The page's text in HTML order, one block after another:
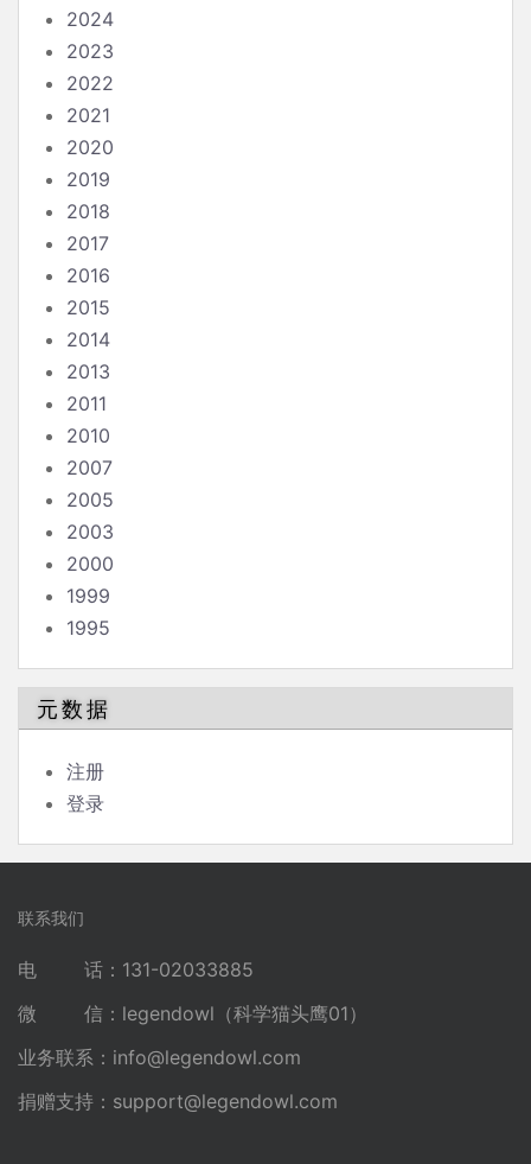
2024
2023
2022
2021
2020
2019
2018
2017
2016
2015
2014
2013
2011
2010
2007
2005
2003
2000
1999
1995
元数据
注册
登录
联系我们
电 话：131-02033885
微 信：legendowl（科学猫头鹰01）
业务联系： info@legendowl.com
捐赠支持： support@legendowl.com